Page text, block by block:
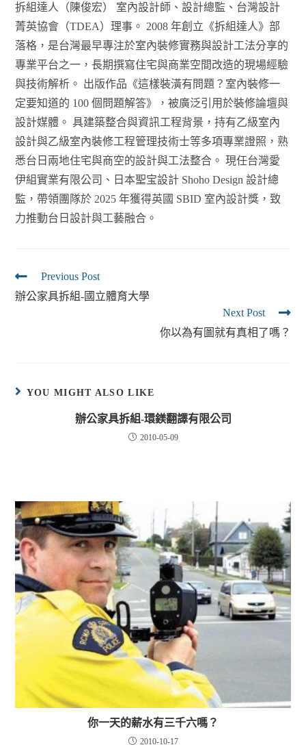
拆組達人（陳俊宏） 室內設計師、設計總監、台灣設計
菁英協會（TDEA）理事。 2008 年創立《拆組達人》部
落格，是台灣最早專注於室內裝修實務與設計工法分享的
專業平台之一，長期撰寫住宅與商業空間改造的現場經驗
與技術解析。 出版作品《這樣裝潢有問題？室內裝修一
定要知道的 100 個問題解答》，被廣泛引用於裝修論壇與
設計媒體。 具建築整合與資訊工程背景，持有乙級室內
設計與乙級室內裝修工程管理技術士等多項專業證照，熟
悉台日兩地住宅與商空的設計與工法整合。 現任台灣愛
伊組實業有限公司、日本聖宝設計 Shoho Design 設計總
監，帶領團隊於 2025 年獲得英國 SBID 室內設計獎，致
力推動台日設計與工藝融合。
Previous Post
辦公家具拆組-國立體育大學
Next Post
你以為有圖就有真相了嗎？
YOU MIGHT ALSO LIKE
辦公家具拆組-環鎂翻譯有限公司
2010-05-09
你一天的薪水有三千六嗎？
2010-10-17